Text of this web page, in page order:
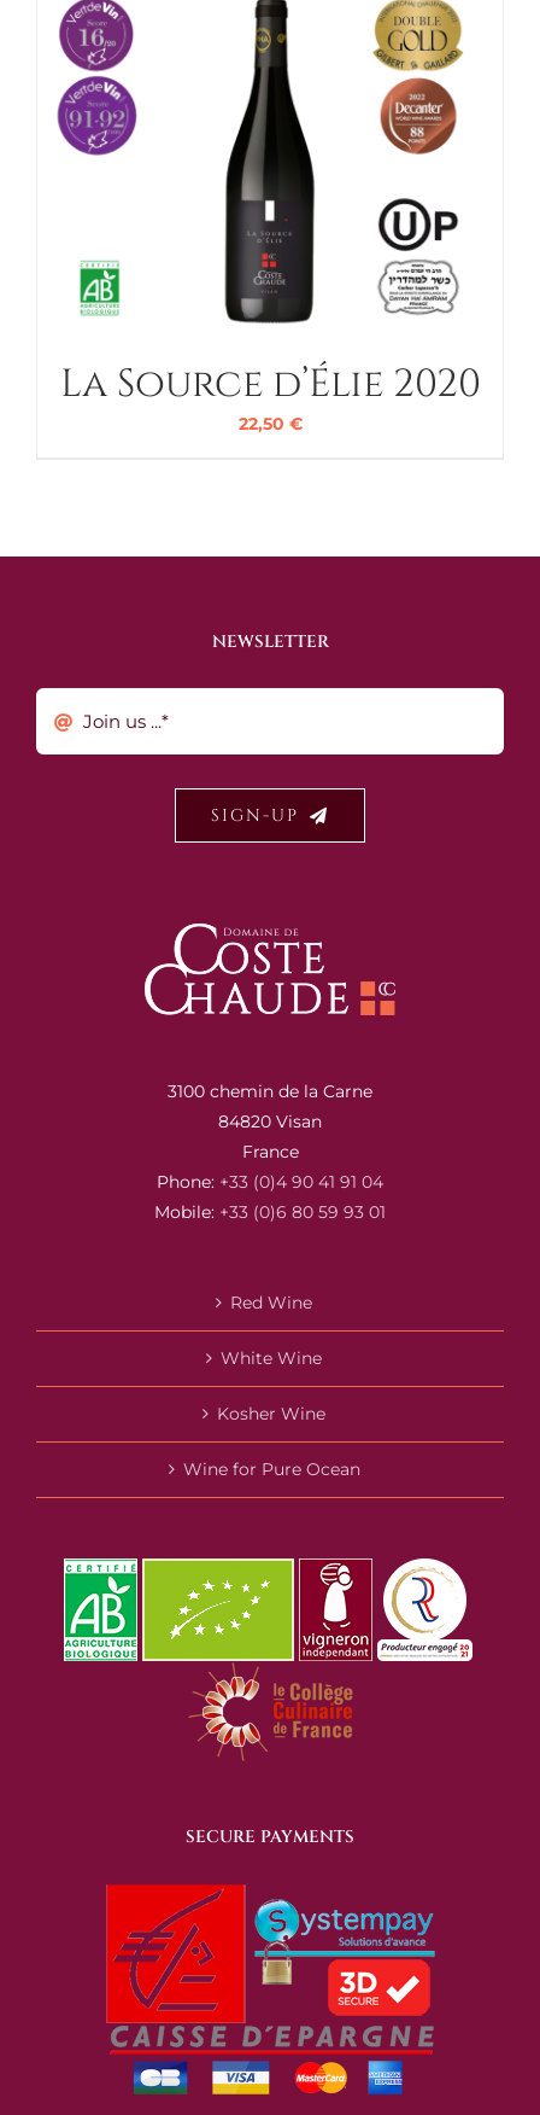
La Source d’Élie 2020
22,50 €
NEWSLETTER
SIGN-UP
3100 chemin de la Carne
84820 Visan
France
Phone: +33 (0)4 90 41 91 04
Mobile: +33 (0)6 80 59 93 01
Red Wine
White Wine
Kosher Wine
Wine for Pure Ocean
SECURE PAYMENTS